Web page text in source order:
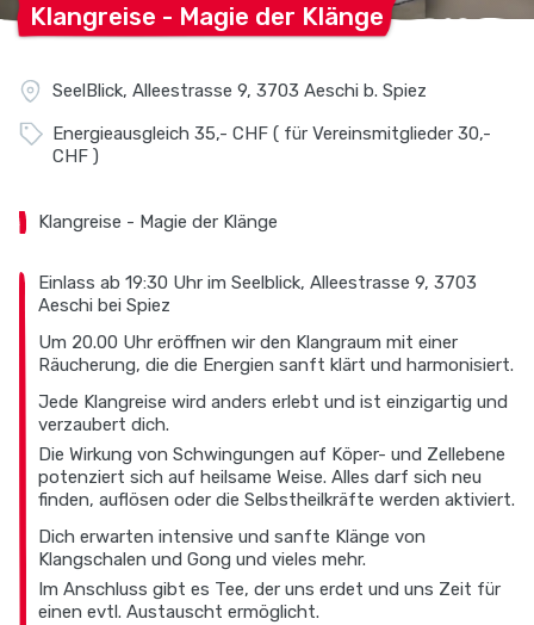
Klangreise - Magie der Klänge
SeelBlick, Alleestrasse 9, 3703 Aeschi b. Spiez
Energieausgleich 35,- CHF ( für Vereinsmitglieder 30,-
CHF )
Klangreise - Magie der Klänge
Einlass ab 19:30 Uhr im Seelblick, Alleestrasse 9, 3703
Aeschi bei Spiez
Um 20.00 Uhr eröffnen wir den Klangraum mit einer
Räucherung, die die Energien sanft klärt und harmonisiert.
Jede Klangreise wird anders erlebt und ist einzigartig und
verzaubert dich.
Die Wirkung von Schwingungen auf Köper- und Zellebene
potenziert sich auf heilsame Weise. Alles darf sich neu
finden, auflösen oder die Selbstheilkräfte werden aktiviert.
Dich erwarten intensive und sanfte Klänge von
Klangschalen und Gong und vieles mehr.
Im Anschluss gibt es Tee, der uns erdet und uns Zeit für
einen evtl. Austauscht ermöglicht.